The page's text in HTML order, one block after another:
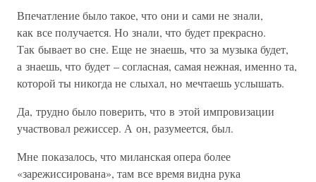
Впечатление было такое, что они и сами не знали,
как все получается. Но знали, что будет прекрасно.
Так бывает во сне. Еще не знаешь, что за музыка будет,
а знаешь, что будет – согласная, самая нежная, именно та,
которой ты никогда не слыхал, но мечтаешь услышать.
Да, трудно было поверить, что в этой импровизации
участвовал режиссер. А он, разумеется, был.
Мне показалось, что миланская опера более
«зарежиссирована», там все время видна рука